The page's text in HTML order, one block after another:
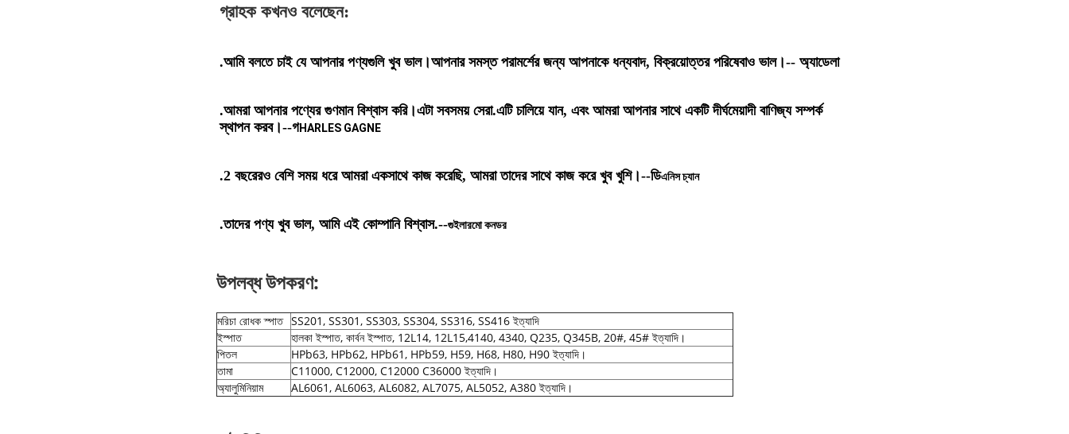
গ্রাহক কখনও বলেছেন:
.আমি বলতে চাই যে আপনার পণ্যগুলি খুব ভাল।আপনার সমস্ত পরামর্শের জন্য আপনাকে ধন্যবাদ, বিক্রয়োত্তর পরিষেবাও ভাল।-- অ্যাডেলা
.আমরা আপনার পণ্যের গুণমান বিশ্বাস করি।এটা সবসময় সেরা.এটি চালিয়ে যান, এবং আমরা আপনার সাথে একটি দীর্ঘমেয়াদী বাণিজ্য সম্পর্ক
স্থাপন করব।--গHARLES GAGNE
.2 বছরেরও বেশি সময় ধরে আমরা একসাথে কাজ করেছি, আমরা তাদের সাথে কাজ করে খুব খুশি।--ডিএনিস চ্যান
.তাদের পণ্য খুব ভাল, আমি এই কোম্পানি বিশ্বাস.--গুইলারমো কনডর
উপলব্ধ উপকরণ:
মরিচা রোধক স্পাত SS201, SS301, SS303, SS304, SS316, SS416 ইত্যাদি
ইস্পাত
হালকা ইস্পাত, কার্বন ইস্পাত, 12L14, 12L15,4140, 4340, Q235, Q345B, 20#, 45# ইত্যাদি।
পিতল
HPb63, HPb62, HPb61, HPb59, H59, H68, H80, H90 ইত্যাদি।
তামা
C11000, C12000, C12000 C36000 ইত্যাদি।
অ্যালুমিনিয়াম
AL6061, AL6063, AL6082, AL7075, AL5052, A380 ইত্যাদি।